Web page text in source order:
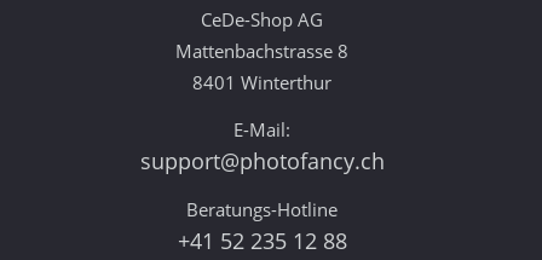
CeDe-Shop AG
Mattenbachstrasse 8
8401 Winterthur
E-Mail:
support@photofancy.ch
Beratungs-Hotline
+41 52 235 12 88